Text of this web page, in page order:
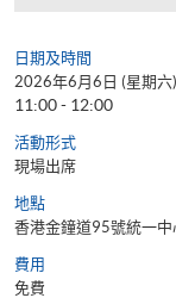
日期及時間
2026年6月6日 (星期六)
11:00 - 12:00
活動形式
現場出席
地點
香港金鐘道95號統一
費用
免費